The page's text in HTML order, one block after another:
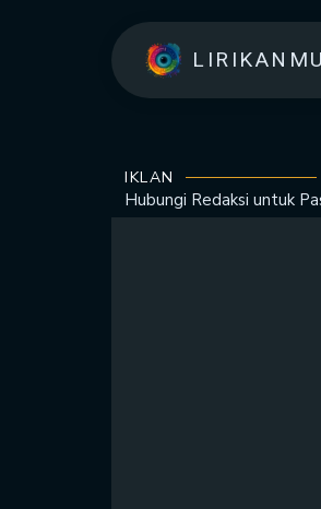
LIRIKANMU
IKLAN
Hubungi Redaksi untuk